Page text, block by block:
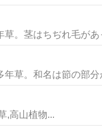
。茎はちぢれ毛が
草。和名は節の部
,高山植物...